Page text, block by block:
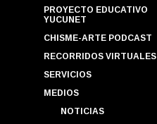
PROYECTO EDUCATIVO
YUCUNET
CHISME-ARTE PODCAST
RECORRIDOS VIRTUALES
SERVICIOS
MEDIOS
NOTICIAS